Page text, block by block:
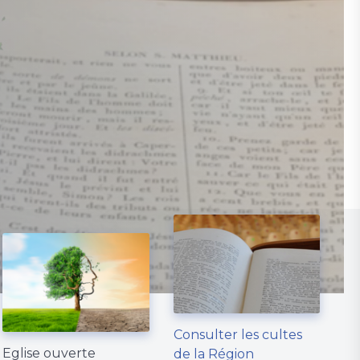
Eglise ouverte
Consulter les cultes
de la Région